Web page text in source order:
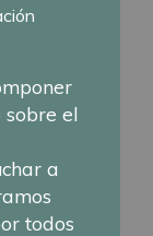
el
a
todos